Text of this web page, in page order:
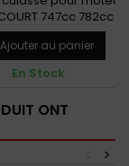
747cc 782cc
845cc
Ajouter au panier
En Stock
ONT
>